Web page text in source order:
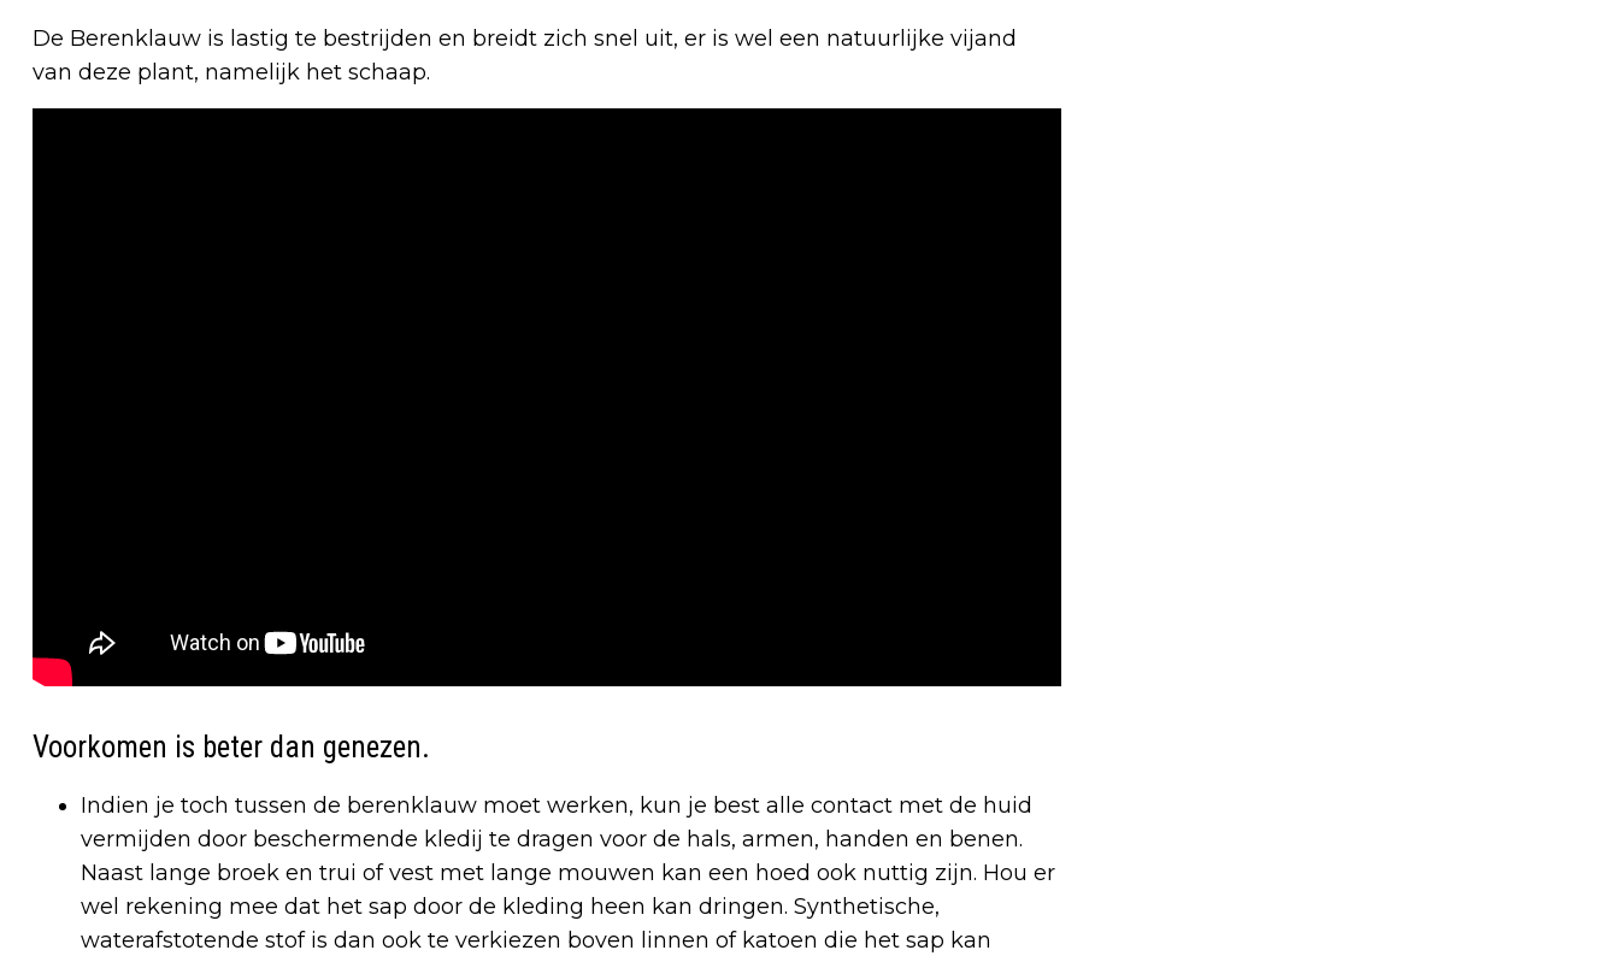
De Berenklauw is lastig te bestrijden en breidt zich snel uit, er is wel een natuurlijke vijand
van deze plant, namelijk het schaap.
Voorkomen is beter dan genezen.
Indien je toch tussen de berenklauw moet werken, kun je best alle contact met de huid
vermijden door beschermende kledij te dragen voor de hals, armen, handen en benen.
Naast lange broek en trui of vest met lange mouwen kan een hoed ook nuttig zijn. Hou er
wel rekening mee dat het sap door de kleding heen kan dringen. Synthetische,
waterafstotende stof is dan ook te verkiezen boven linnen of katoen die het sap kan